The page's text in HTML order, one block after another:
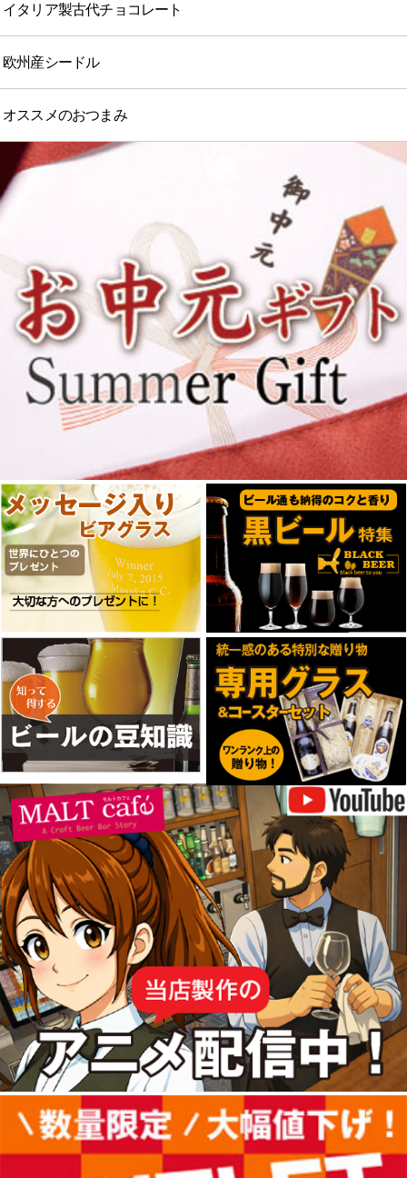
イタリア製古代チョコレート
欧州産シードル
オススメのおつまみ